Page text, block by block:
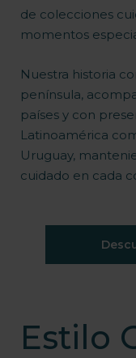
de colecciones
momentos
Nuestra historia
península,
países y con
Latinoamérica
Uruguay,
cuidado en cada
Estilo